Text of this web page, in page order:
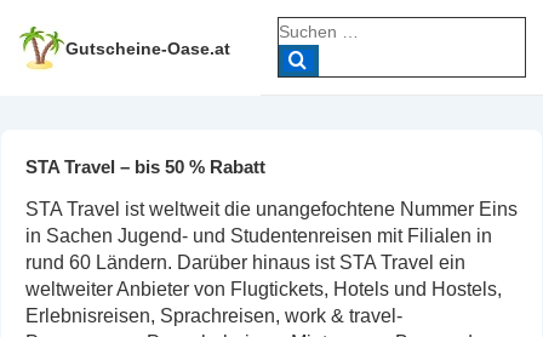
Zum
Inhalt
Gutscheine-Oase.at
Suche
nach:
STA Travel – bis 50 % Rabatt
STA Travel ist weltweit die unangefochtene Nummer Eins
in Sachen Jugend- und Studentenreisen mit Filialen in
rund 60 Ländern. Darüber hinaus ist STA Travel ein
weltweiter Anbieter von Flugtickets, Hotels und Hostels,
Erlebnisreisen, Sprachreisen, work & travel-